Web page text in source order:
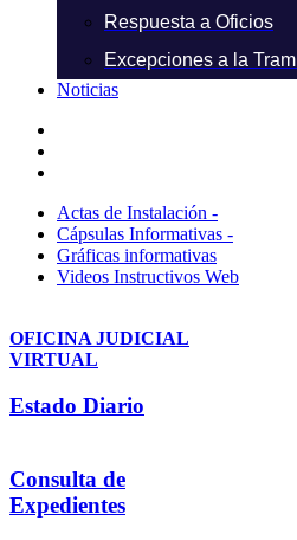
Respuesta a Oficios
Excepciones a la
Noticias
Actas de Instalación -
Cápsulas Informativas -
Gráficas informativas
Videos Instructivos Web
OFICINA JUDICIAL
VIRTUAL
Estado Diario
Consulta de
Expedientes